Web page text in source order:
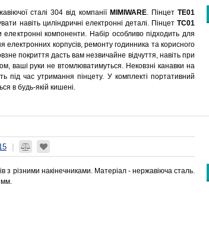
сталі 304 від компанії MIMIWARE. ПінцетTE01
навіть циліндричні електронні деталі. Пінцет TC01
компоненти. Набір особливо підходить для
електронних корпусів, ремонту годинника та корисного
покриття дасть вам незвичайне відчуття, навіть при
ваші руки не втомлюватимуться. Нековзні канавки на
під час утримання пінцету. У комплекті портативний
в будь-якій кишені.
з різними накінечниками. Матеріал - нержавіюча сталь.